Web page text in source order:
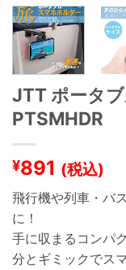
JTT ポータ
PTSMHDR
¥891 (税込)
飛行機や列車・バ
に！
手に収まるコンパ
分とギミックでス